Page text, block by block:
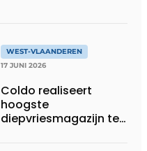
WEST-VLAANDEREN
17 JUNI 2026
Coldo realiseert
hoogste
diepvriesmagazijn ter